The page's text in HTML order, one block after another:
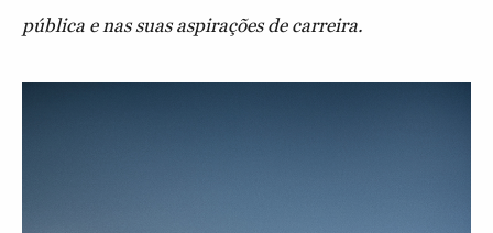
pública e nas suas aspirações de carreira.